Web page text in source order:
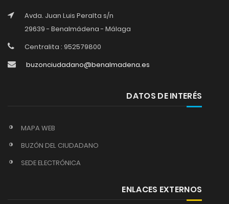
Avda. Juan Luis Peralta s/n
29639 - Benalmádena - Málaga
Centralita : 952579800
buzonciudadano@benalmadena.es
DATOS DE INTERÉS
MAPA WEB
BUZÓN DEL CIUDADANO
SEDE ELECTRÓNICA
ENLACES EXTERNOS